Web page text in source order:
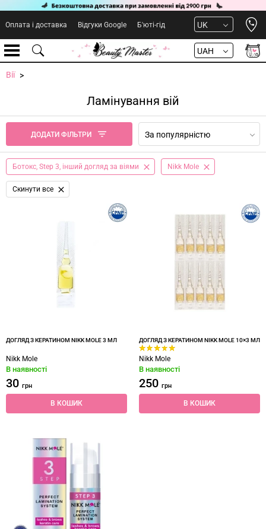
Оплата і доставка Відгуки Google Б'юті-гід UK
UAH
Вії
Ламінування вій
ДОДАТИ ФІЛЬТРИ За популярністю
Ботокс, Step 3, інший догляд за віями Nikk Mole
Cкинути все
ДОГЛЯД З КЕРАТИНОМ NIKK MOLE 3 МЛ
Nikk Mole
В наявності
30 грн
В КОШИК
ДОГЛЯД З КЕРАТИНОМ NIKK MOLE 10×3 МЛ
Nikk Mole
В наявності
250 грн
В КОШИК